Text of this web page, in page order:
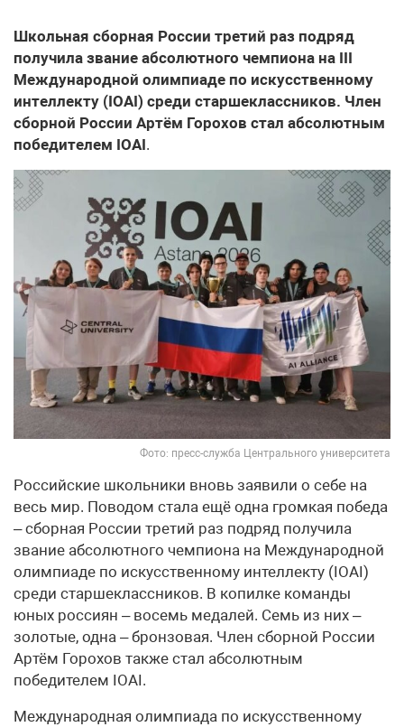
Школьная сборная России третий раз подряд
получила звание абсолютного чемпиона на III
Международной олимпиаде по искусственному
интеллекту (IOAI) среди старшеклассников. Член
сборной России Артём Горохов стал абсолютным
победителем IOAI.
Фото: пресс-служба Центрального университета
Российские школьники вновь заявили о себе на
весь мир. Поводом стала ещё одна громкая победа
– сборная России третий раз подряд получила
звание абсолютного чемпиона на Международной
олимпиаде по искусственному интеллекту (IOAI)
среди старшеклассников. В копилке команды
юных россиян – восемь медалей. Семь из них –
золотые, одна – бронзовая. Член сборной России
Артём Горохов также стал абсолютным
победителем IOAI.
Международная олимпиада по искусственному